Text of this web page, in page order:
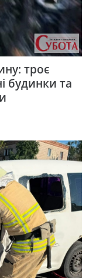
троє
будинки та